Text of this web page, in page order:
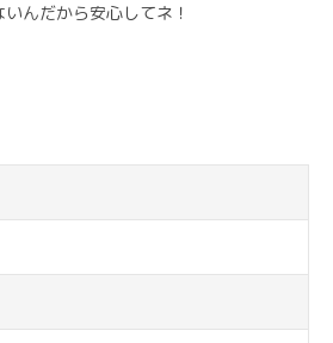
んだから安心してネ！